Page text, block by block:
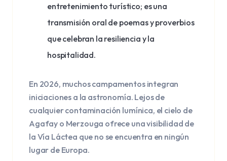
entretenimiento turístico; es una
transmisión oral de poemas y proverbios
que celebran la resiliencia y la
hospitalidad.
En 2026, muchos campamentos integran
iniciaciones a la astronomía. Lejos de
cualquier contaminación lumínica, el cielo de
Agafay o Merzouga ofrece una visibilidad de
la Vía Láctea que no se encuentra en ningún
lugar de Europa.